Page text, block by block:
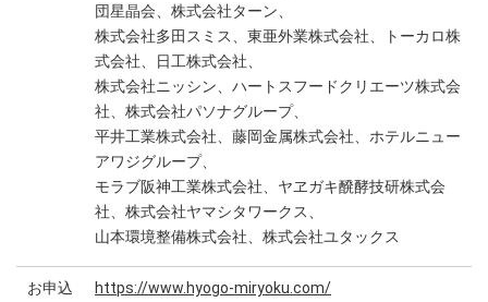
団星晶会、株式会社ターン、
株式会社多田スミス、東亜外業株式会社、トーカロ株
式会社、日工株式会社、
株式会社ニッシン、ハートスフードクリエーツ株式会
社、株式会社パソナグループ、
平井工業株式会社、藤岡金属株式会社、ホテルニュー
アワジグループ、
モラブ阪神工業株式会社、ヤヱガキ醗酵技研株式会
社、株式会社ヤマシタワークス、
山本環境整備株式会社、株式会社ユタックス
お申込
https://www.hyogo-miryoku.com/